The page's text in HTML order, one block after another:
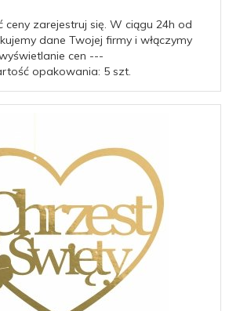
ceny zarejestruj się. W ciągu 24h od
dane Twojej firmy i włączymy
cen ---
opakowania: 5 szt.